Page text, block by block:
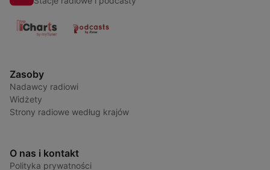
Zasoby
Nadawcy radiowi
Widżety
Strony radiowe według krajów
O nas i kontakt
Polityka prywatności